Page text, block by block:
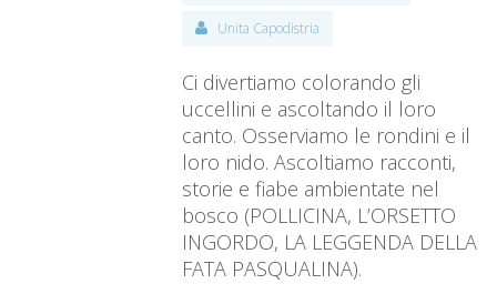
Unita Capodistria
Ci divertiamo colorando gli
uccellini e ascoltando il loro
canto. Osserviamo le rondini e il
loro nido. Ascoltiamo racconti,
storie e fiabe ambientate nel
bosco (POLLICINA, L’ORSETTO
INGORDO, LA LEGGENDA DELLA
FATA PASQUALINA).